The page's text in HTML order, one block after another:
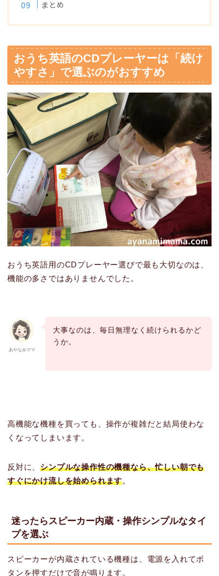
まとめ
おうち英語のCDプレーヤーは「続け
やすさ」で選ぶのがおすすめ
おうち英語用のCDプレーヤー選びで最も大切なのは、
機能の多さではありませんでした。
あやなみママ
大事なのは、毎日無理なく続けられるかど
うか。
高機能な機種を買っても、操作が複雑だと結局使わな
くなってしまいます。
反対に、シンプルな操作性の機種なら、忙しい朝でも
すぐにかけ流しを始められます。
迷ったらスピーカー内蔵・操作シンプルなタイ
プを選ぶ
スピーカーが内蔵されている機種は、電源を入れてボ
タンを押すだけで音が鳴ります。